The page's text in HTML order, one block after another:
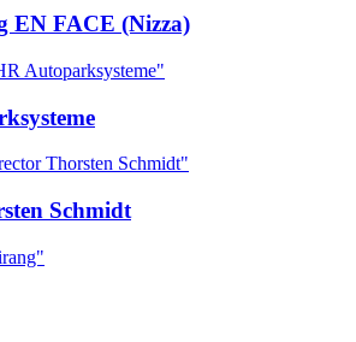
EN FACE (Nizza)
Schmidt